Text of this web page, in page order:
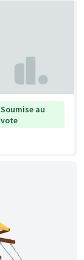
Soumise au
vote